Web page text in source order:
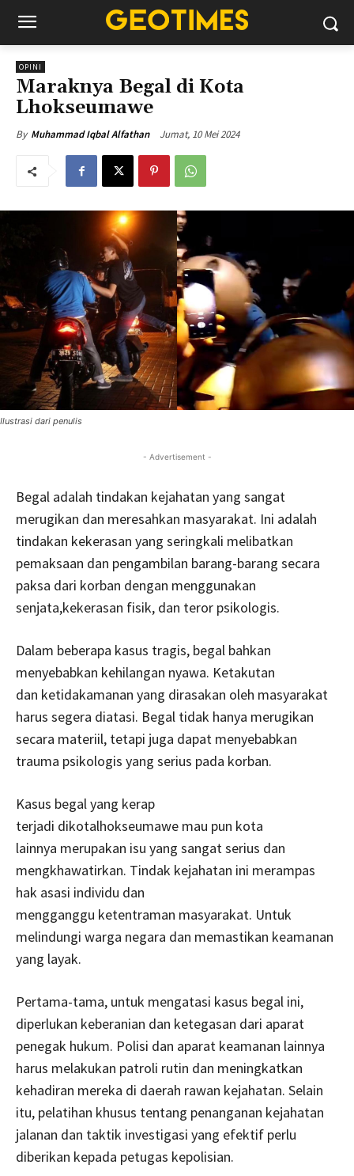
OPINI
Maraknya Begal di Kota
Lhokseumawe
By Muhammad Iqbal Alfathan Jumat, 10 Mei 2024
Ilustrasi dari penulis
- Advertisement -
Begal adalah tindakan kejahatan yang sangat
merugikan dan meresahkan masyarakat. Ini adalah
tindakan kekerasan yang seringkali melibatkan
pemaksaan dan pengambilan barang-barang secara
paksa dari korban dengan menggunakan
senjata,kekerasan fisik, dan teror psikologis.
Dalam beberapa kasus tragis, begal bahkan
menyebabkan kehilangan nyawa. Ketakutan
dan ketidakamanan yang dirasakan oleh masyarakat
harus segera diatasi. Begal tidak hanya merugikan
secara materiil, tetapi juga dapat menyebabkan
trauma psikologis yang serius pada korban.
Kasus begal yang kerap
terjadi dikotalhokseumawe mau pun kota
lainnya merupakan isu yang sangat serius dan
mengkhawatirkan. Tindak kejahatan ini merampas
hak asasi individu dan
mengganggu ketentraman masyarakat. Untuk
melindungi warga negara dan memastikan keamanan
yang layak.
Pertama-tama, untuk mengatasi kasus begal ini,
diperlukan keberanian dan ketegasan dari aparat
penegak hukum. Polisi dan aparat keamanan lainnya
harus melakukan patroli rutin dan meningkatkan
kehadiran mereka di daerah rawan kejahatan. Selain
itu, pelatihan khusus tentang penanganan kejahatan
jalanan dan taktik investigasi yang efektif perlu
diberikan kepada petugas kepolisian.